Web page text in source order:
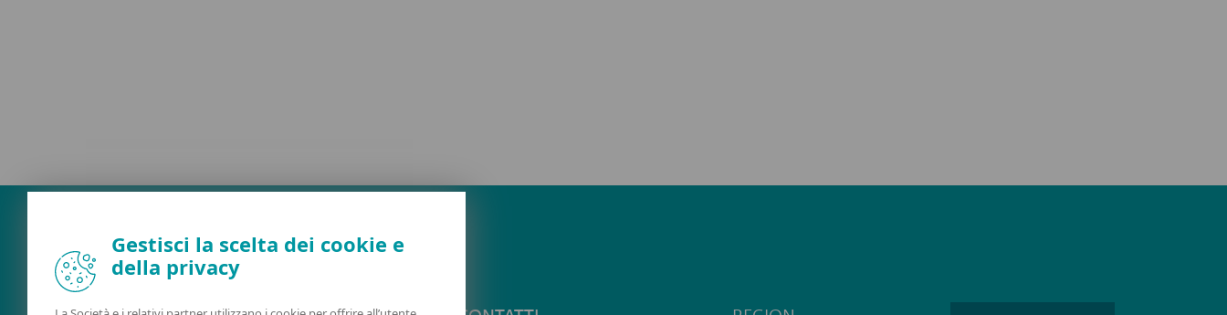
Gestisci la scelta dei cookie e
della privacy